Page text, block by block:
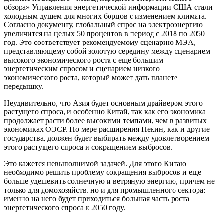
обзора» Управления энергетической информации США стали
холодным душем для многих борцов с изменением климата.
Согласно документу, глобальный спрос на электроэнергию
увеличится на целых 50 процентов в период с 2018 по 2050
год. Это соответствует рекомендуемому сценарию МЭА,
представляющему собой золотую середину между сценарием
высокого экономического роста с еще большим
энергетическим спросом и сценарием низкого
экономического роста, который может дать планете
передышку.
Неудивительно, что Азия будет основным драйвером этого
растущего спроса, и особенно Китай, так как его экономика
продолжает расти более высокими темпами, чем в развитых
экономиках ОЭСР. По мере расширения Пекин, как и другие
государства, должен будет выбирать между удовлетворением
этого растущего спроса и сокращением выбросов.
Это кажется невыполнимой задачей. Для этого Китаю
необходимо решить проблему сокращения выбросов и еще
больше удешевить солнечную и ветряную энергию, причем не
только для домохозяйств, но и для промышленного сектора:
именно на него будет приходиться большая часть роста
энергетического спроса к 2050 году.